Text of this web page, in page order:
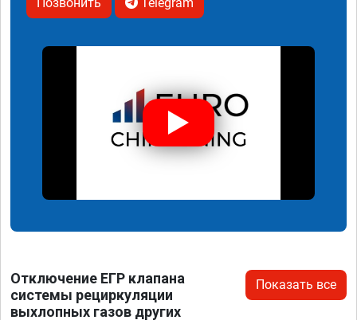
Отключение ЕГР клапана
системы рециркуляции
выхлопных газов других
Показать все